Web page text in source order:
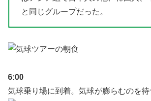
と同じグループだった。
6:00
気球乗り場に到着。気球が膨らむのを待